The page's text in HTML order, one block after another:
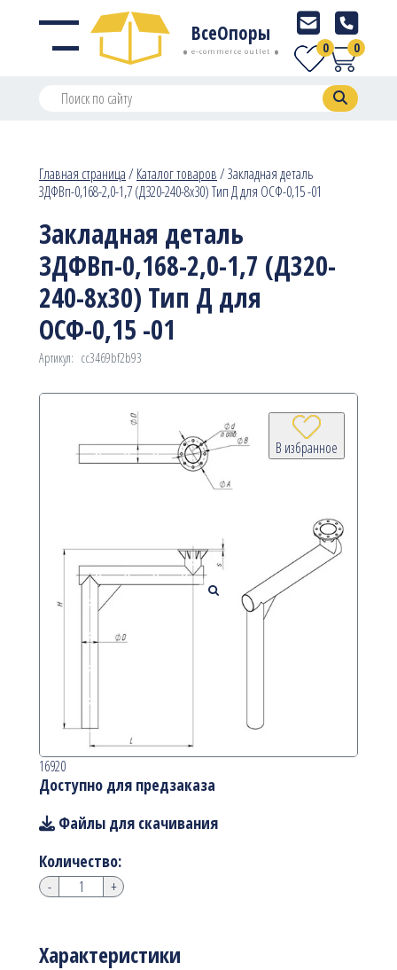
ВсеОпоры
e-commerce outlet 0
0
Главная страница/Каталог товаров/Закладная деталь
ЗДФВп-0,168-2,0-1,7 (Д320-240-8х30) Тип Д для ОСФ-0,15 -01
Закладная деталь
ЗДФВп-0,168-2,0-1,7 (Д320-
240-8х30) Тип Д для
ОСФ-0,15 -01
Артикул: cc3469bf2b93
В избранное
Характеристики
16920
Доступно для предзаказа
Файлы для скачивания
Количество:
- +